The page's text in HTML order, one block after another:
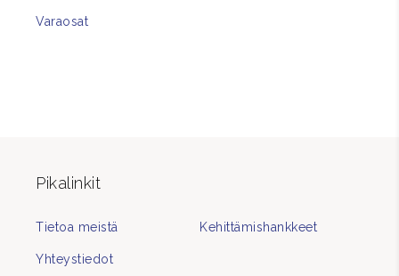
Varaosat
Pikalinkit
Tietoa meistä Kehittämishankkeet
Yhteystiedot